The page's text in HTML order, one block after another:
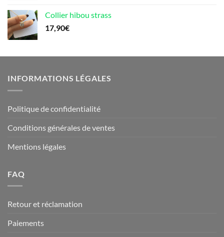
Collier hibou strass
17,90€
INFORMATIONS LÉGALES
Politique de confidentialité
Conditions générales de ventes
Mentions légales
FAQ
Retour et réclamation
Paiements